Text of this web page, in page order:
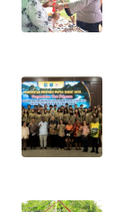
DISCLAIMER
News
Regional
WN
SUMUT
WN